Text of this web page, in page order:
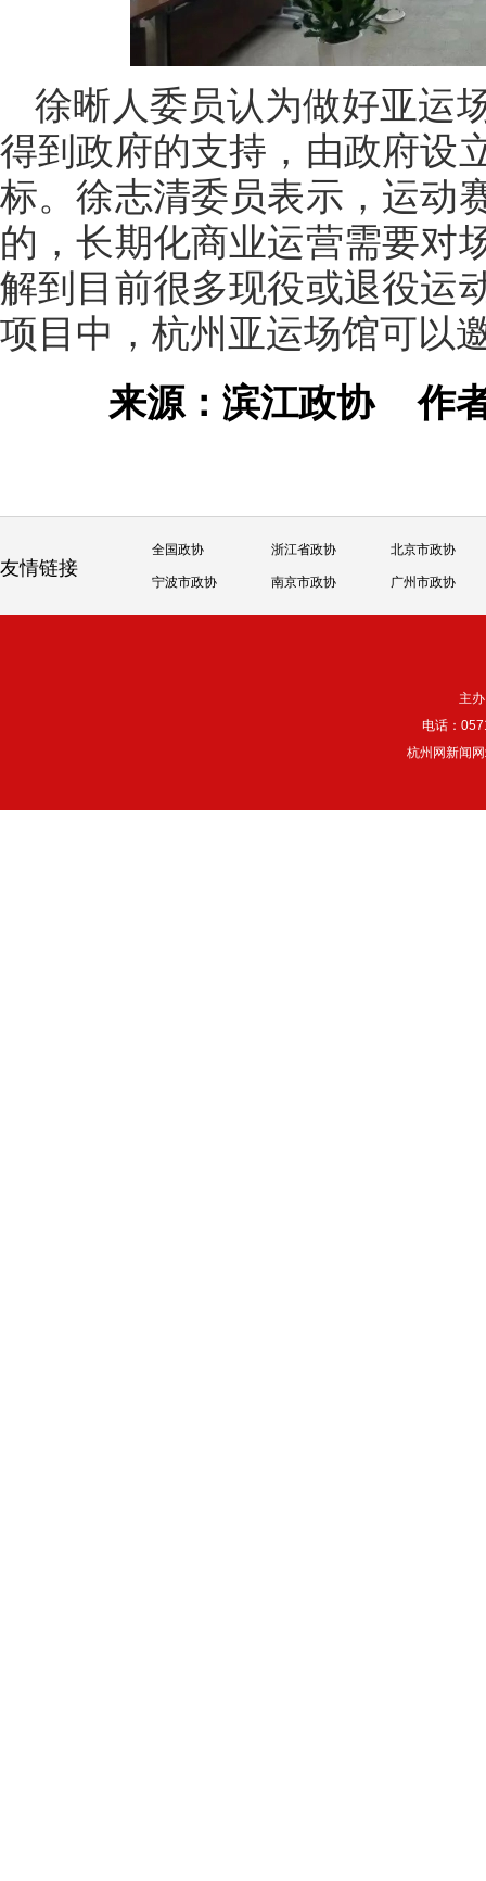
徐晰人委员认为做好亚运
得到政府的支持，由政府设
标。徐志清委员表示，运动
的，长期化商业运营需要对
解到目前很多现役或退役运
项目中，杭州亚运场馆可以
来源：滨江政协作
友情链接
全国政协 浙江省政协 北京市政协
宁波市政协 南京市政协 广州市政协
主
电话：
杭州网新闻